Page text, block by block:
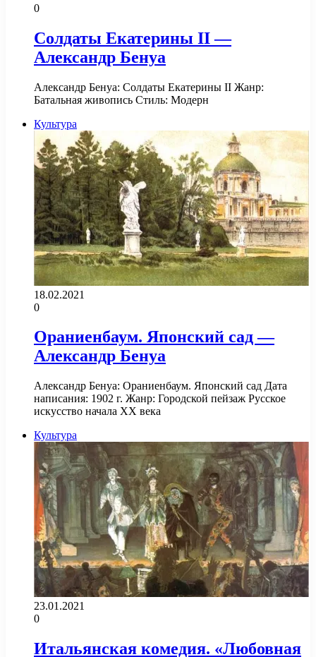
0
Солдаты Екатерины II —
Александр Бенуа
Александр Бенуа: Солдаты Екатерины II Жанр:
Батальная живопись Стиль: Модерн
Культура
18.02.2021
0
Ораниенбаум. Японский сад —
Александр Бенуа
Александр Бенуа: Ораниенбаум. Японский сад Дата
написания: 1902 г. Жанр: Городской пейзаж Русское
искусство начала XX века
Культура
23.01.2021
0
Итальянская комедия. «Любовная